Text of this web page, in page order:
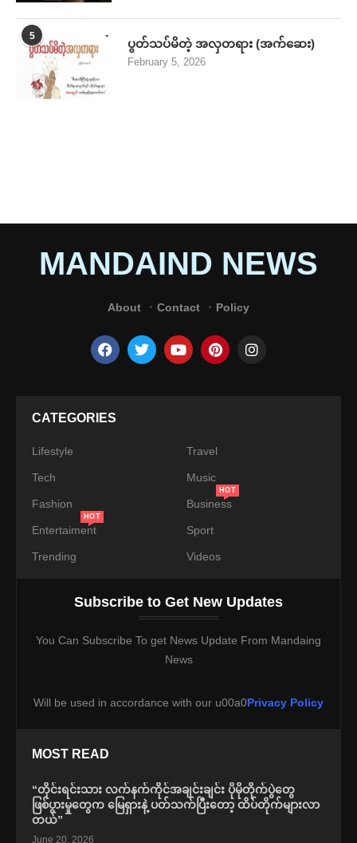
5
ပွတ်သပ်မိတဲ့ အလှတရား (အက်ဆေး)
February 5, 2026
About Contact Policy
MANDAIND NEWS
CATEGORIES
Lifestyle Travel
Tech Music
Fashion Business
HOT
Entertaiment
HOT
Sport
Trending Videos
Subscribe to Get New Updates
You Can Subscribe To get News Update From Mandaing
News
Will be used in accordance with our u00a0Privacy Policy
MOST READ
“တိုင်းရင်းသား လက်နက်ကိုင်အချင်းချင်း ပိုမိုတိုက်ပွဲတွေ
ဖြစ်ပွားမှုတွေက မြေရှားနဲ့ ပတ်သက်ပြီးတော့ ထိပ်တိုက်များလာ
တယ်”
June 20, 2026